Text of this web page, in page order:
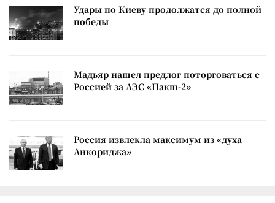
Удары по Киеву продолжатся до полной
победы
Мадьяр нашел предлог поторговаться с
Россией за АЭС «Пакш-2»
Россия извлекла максимум из «духа
Анкориджа»